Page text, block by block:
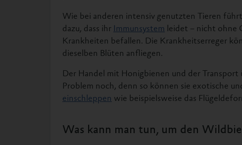
Wie bei anderen intensiv genutzten Tieren
dazu, dass ihr
Immunsystem
leidet – nicht ohne
Krankheiten befallen. Die Krankheitserreger
dieselben Blüten anfliegen.
Der Handel mit Honigbienen und der Transport
Problem noch, denn so können sie exotische
einschleppen
wie beispielsweise das
Was kann man tun, um den